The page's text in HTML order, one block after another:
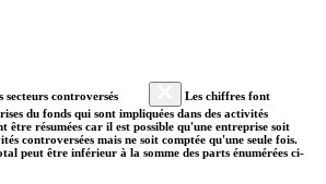
secteurs controversés
Les chiffres font
du fonds qui sont impliquées dans des activités
être résumées car il est possible qu'une entreprise soit
controversées mais ne soit comptée qu'une seule fois.
peut être inférieur à la somme des parts énumérées ci-